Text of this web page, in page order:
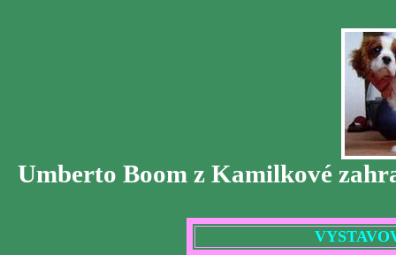
Umberto Boom z Kamilkové